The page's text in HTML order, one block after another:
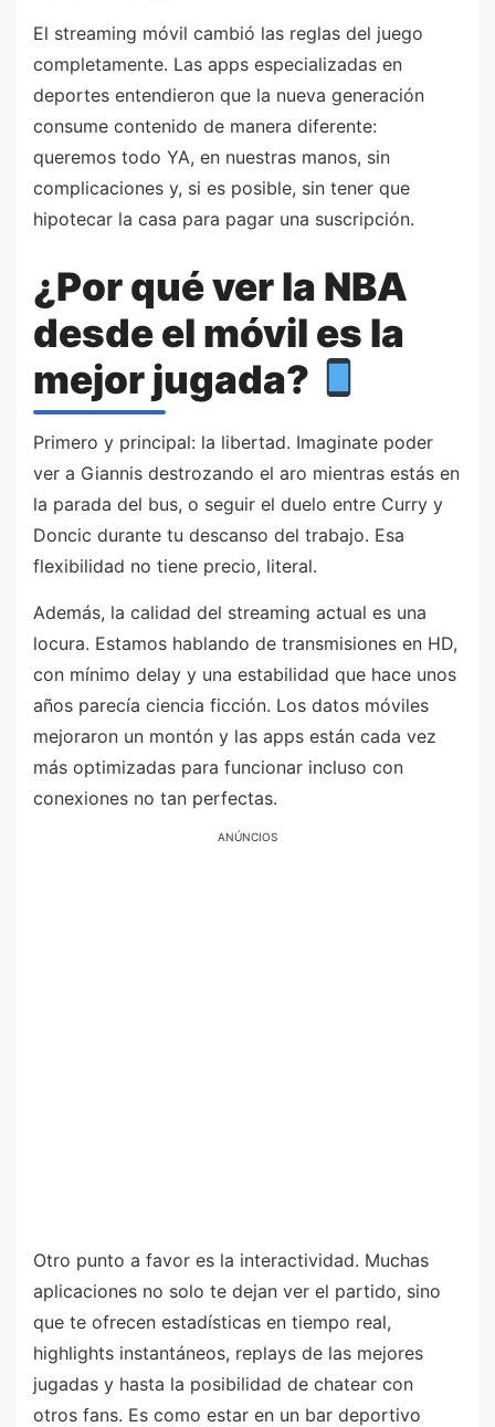
El streaming móvil cambió las reglas del juego
completamente. Las apps especializadas en
deportes entendieron que la nueva generación
consume contenido de manera diferente:
queremos todo YA, en nuestras manos, sin
complicaciones y, si es posible, sin tener que
hipotecar la casa para pagar una suscripción.
¿Por qué ver la NBA
desde el móvil es la
mejor jugada?
Primero y principal: la libertad. Imaginate poder
ver a Giannis destrozando el aro mientras estás en
la parada del bus, o seguir el duelo entre Curry y
Doncic durante tu descanso del trabajo. Esa
flexibilidad no tiene precio, literal.
Además, la calidad del streaming actual es una
locura. Estamos hablando de transmisiones en HD,
con mínimo delay y una estabilidad que hace unos
años parecía ciencia ficción. Los datos móviles
mejoraron un montón y las apps están cada vez
más optimizadas para funcionar incluso con
conexiones no tan perfectas.
ANÚNCIOS
Otro punto a favor es la interactividad. Muchas
aplicaciones no solo te dejan ver el partido, sino
que te ofrecen estadísticas en tiempo real,
highlights instantáneos, replays de las mejores
jugadas y hasta la posibilidad de chatear con
otros fans. Es como estar en un bar deportivo